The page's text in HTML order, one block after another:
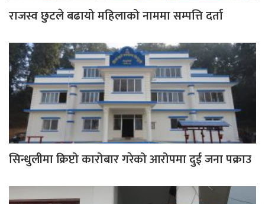
राजस्व छुटले बढायो महिलाको नाममा सम्पत्ति दर्ता
सिन्धुलीमा क्रिप्टो कारोबार गरेको आरोपमा दुई जना पक्राउ